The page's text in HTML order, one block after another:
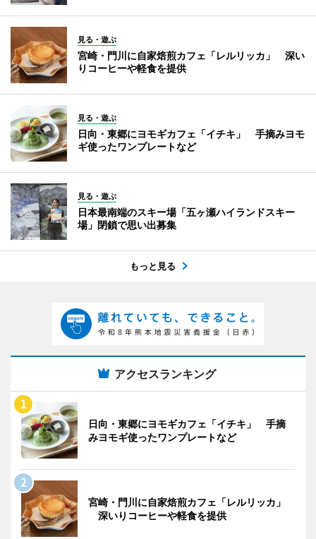
見る・遊ぶ
宮崎・門川に自家焙煎カフェ「レルリッカ」 深い
りコーヒーや軽食を提供
見る・遊ぶ
日向・東郷にヨモギカフェ「イチキ」 手摘みヨモ
ギ使ったワンプレートなど
見る・遊ぶ
日本最南端のスキー場「五ヶ瀬ハイランドスキー
場」閉鎖で思い出募集
もっと見る
アクセスランキング
日向・東郷にヨモギカフェ「イチキ」 手摘
みヨモギ使ったワンプレートなど
宮崎・門川に自家焙煎カフェ「レルリッカ」
深いりコーヒーや軽食を提供